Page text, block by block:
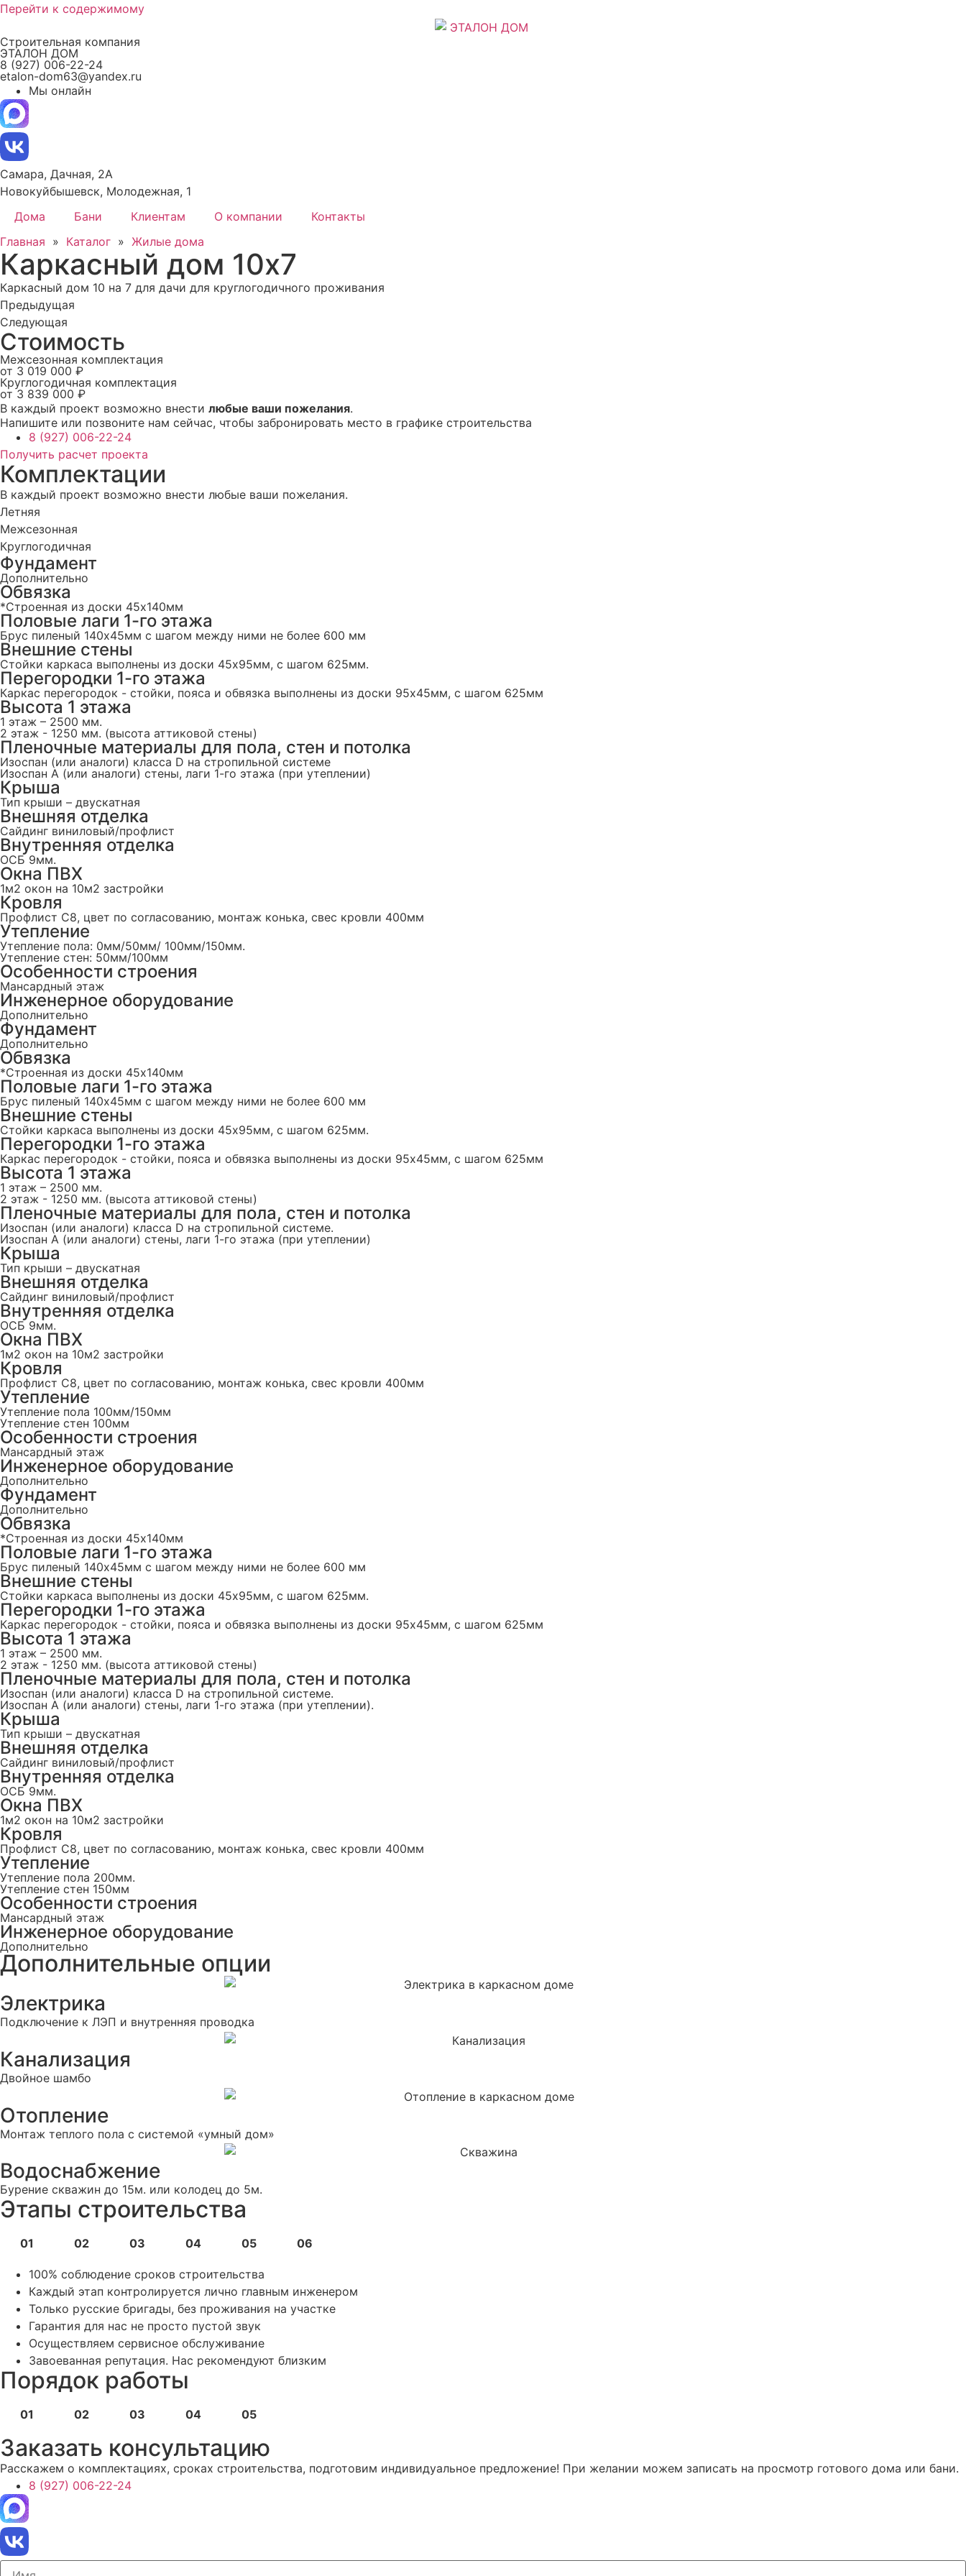
Перейти к содержимому
Строительная компания
ЭТАЛОН ДОМ
8 (927) 006-22-24
etalon-dom63@yandex.ru
Мы онлайн
Самара, Дачная, 2А
Новокуйбышевск, Молодежная, 1
Дома
Бани Клиентам О компании
Контакты
Главная » Каталог » Жилые дома
Каркасный дом 10x7
Каркасный дом 10 на 7 для дачи для круглогодичного проживания
Предыдущая
Следующая
Стоимость
Межсезонная комплектация
от 3 019 000 ₽
Круглогодичная комплектация
от 3 839 000 ₽
В каждый проект возможно внести любые ваши пожелания.
Напишите или позвоните нам сейчас, чтобы забронировать место в графике строительства
8 (927) 006-22-24
Получить расчет проекта
Комплектации
В каждый проект возможно внести любые ваши пожелания.
Летняя
Межсезонная
Круглогодичная
Фундамент
Дополнительно
Обвязка
*Строенная из доски 45х140мм
Половые лаги 1-го этажа
Брус пиленый 140x45мм с шагом между ними не более 600 мм
Внешние стены
Стойки каркаса выполнены из доски 45х95мм, с шагом 625мм.
Перегородки 1-го этажа
Каркас перегородок - стойки, пояса и обвязка выполнены из доски 95х45мм, с шагом 625мм
Высота 1 этажа
1 этаж – 2500 мм.
2 этаж - 1250 мм. (высота аттиковой стены)
Пленочные материалы для пола, стен и потолка
Изоспан (или аналоги) класса D на стропильной системе
Изоспан А (или аналоги) стены, лаги 1-го этажа (при утеплении)
Крыша
Тип крыши – двускатная
Внешняя отделка
Сайдинг виниловый/профлист
Внутренняя отделка
ОСБ 9мм.
Окна ПВХ
1м2 окон на 10м2 застройки
Кровля
Профлист С8, цвет по согласованию, монтаж конька, свес кровли 400мм
Утепление
Утепление пола: 0мм/50мм/ 100мм/150мм.
Утепление стен: 50мм/100мм
Особенности строения
Мансардный этаж
Инженерное оборудование
Дополнительно
Фундамент
Дополнительно
Обвязка
*Строенная из доски 45х140мм
Половые лаги 1-го этажа
Брус пиленый 140x45мм с шагом между ними не более 600 мм
Внешние стены
Стойки каркаса выполнены из доски 45х95мм, с шагом 625мм.
Перегородки 1-го этажа
Каркас перегородок - стойки, пояса и обвязка выполнены из доски 95х45мм, с шагом 625мм
Высота 1 этажа
1 этаж – 2500 мм.
2 этаж - 1250 мм. (высота аттиковой стены)
Пленочные материалы для пола, стен и потолка
Изоспан (или аналоги) класса D на стропильной системе.
Изоспан А (или аналоги) стены, лаги 1-го этажа (при утеплении)
Крыша
Тип крыши – двускатная
Внешняя отделка
Сайдинг виниловый/профлист
Внутренняя отделка
ОСБ 9мм.
Окна ПВХ
1м2 окон на 10м2 застройки
Кровля
Профлист С8, цвет по согласованию, монтаж конька, свес кровли 400мм
Утепление
Утепление пола 100мм/150мм
Утепление стен 100мм
Особенности строения
Мансардный этаж
Инженерное оборудование
Дополнительно
Фундамент
Дополнительно
Обвязка
*Строенная из доски 45х140мм
Половые лаги 1-го этажа
Брус пиленый 140x45мм с шагом между ними не более 600 мм
Внешние стены
Стойки каркаса выполнены из доски 45х95мм, с шагом 625мм.
Перегородки 1-го этажа
Каркас перегородок - стойки, пояса и обвязка выполнены из доски 95х45мм, с шагом 625мм
Высота 1 этажа
1 этаж – 2500 мм.
2 этаж - 1250 мм. (высота аттиковой стены)
Пленочные материалы для пола, стен и потолка
Изоспан (или аналоги) класса D на стропильной системе.
Изоспан А (или аналоги) стены, лаги 1-го этажа (при утеплении).
Крыша
Тип крыши – двускатная
Внешняя отделка
Сайдинг виниловый/профлист
Внутренняя отделка
ОСБ 9мм.
Окна ПВХ
1м2 окон на 10м2 застройки
Кровля
Профлист С8, цвет по согласованию, монтаж конька, свес кровли 400мм
Утепление
Утепление пола 200мм.
Утепление стен 150мм
Особенности строения
Мансардный этаж
Инженерное оборудование
Дополнительно
Дополнительные опции
Электрика
Подключение к ЛЭП и внутренняя проводка
Канализация
Двойное шамбо
Отопление
Монтаж теплого пола с системой «умный дом»
Водоснабжение
Бурение скважин до 15м. или колодец до 5м.
Этапы строительства
01 02 03 04 05 06
100% соблюдение сроков строительства
Каждый этап контролируется лично главным инженером
Только русские бригады, без проживания на участке
Гарантия для нас не просто пустой звук
Осуществляем сервисное обслуживание
Завоеванная репутация. Нас рекомендуют близким
Порядок работы
01 02 03 04 05
Заказать консультацию
Расскажем о комплектациях, сроках строительства, подготовим индивидуальное предложение! При желании можем записать на просмотр готового дома или бани.
8 (927) 006-22-24